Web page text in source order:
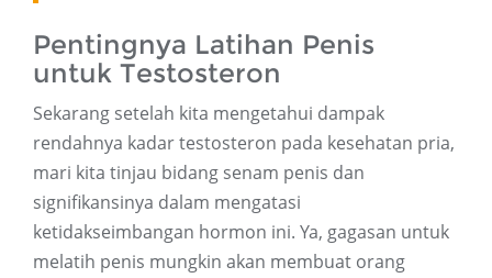
Pentingnya Latihan Penis
untuk Testosteron
Sekarang setelah kita mengetahui dampak
rendahnya kadar testosteron pada kesehatan pria,
mari kita tinjau bidang senam penis dan
signifikansinya dalam mengatasi
ketidakseimbangan hormon ini. Ya, gagasan untuk
melatih penis mungkin akan membuat orang